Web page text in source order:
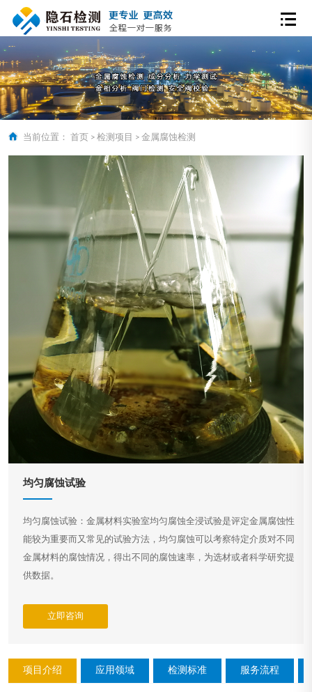
当前位置： 首页 > 检测项目 > 金属腐蚀检测
均匀腐蚀试验
均匀腐蚀试验：金属材料实验室均匀腐蚀全浸试验是评定金属腐蚀性
能较为重要而又常见的试验方法，均匀腐蚀可以考察特定介质对不同
金属材料的腐蚀情况，得出不同的腐蚀速率，为选材或者科学研究提
供数据。
立即咨询
项目介绍 应用领域 检测标准 服务流程